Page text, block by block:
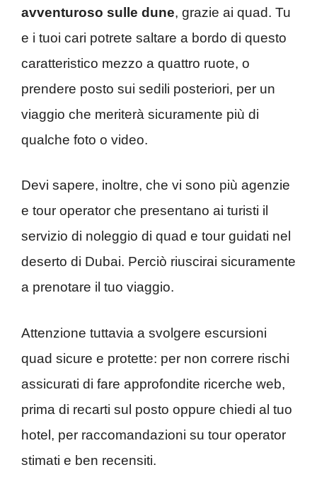
avventuroso sulle dune, grazie ai quad. Tu
e i tuoi cari potrete saltare a bordo di questo
caratteristico mezzo a quattro ruote, o
prendere posto sui sedili posteriori, per un
viaggio che meriterà sicuramente più di
qualche foto o video.
Devi sapere, inoltre, che vi sono più agenzie
e tour operator che presentano ai turisti il
servizio di noleggio di quad e tour guidati nel
deserto di Dubai. Perciò riuscirai sicuramente
a prenotare il tuo viaggio.
Attenzione tuttavia a svolgere escursioni
quad sicure e protette: per non correre rischi
assicurati di fare approfondite ricerche web,
prima di recarti sul posto oppure chiedi al tuo
hotel, per raccomandazioni su tour operator
stimati e ben recensiti.